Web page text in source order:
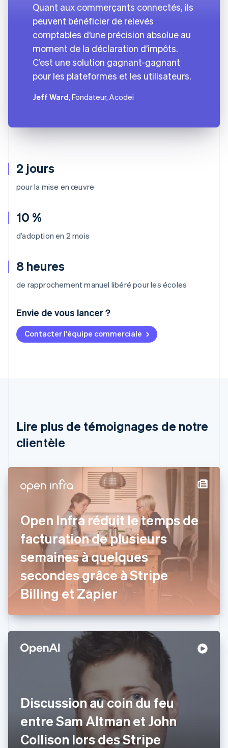
2 jours
pour la mise en œuvre
10 %
d’adoption en 2 mois
8 heures
de rapprochement manuel libéré pour les écoles
Envie de vous lancer ?
Contacter l'équipe commerciale
Quant aux commerçants connectés, ils
peuvent bénéficier de relevés
comptables d’une précision absolue au
moment de la déclaration d’impôts.
C’est une solution gagnant-gagnant
pour les plateformes et les utilisateurs.
Jeff Ward, Fondateur, Acodei
Lire plus de témoignages de notre
clientèle
Open Infra réduit le temps de
facturation de plusieurs
semaines à quelques
secondes grâce à Stripe
Billing et Zapier
Discussion au coin du feu
entre Sam Altman et John
Collison lors des Stripe
Allemagne
Brésil
PortuguêsEnglish
Bulgarie
Chine continentale
简体中文 English
Croatie
Italiano
Danemark
English
Émirats arabes unis
English
Espagne
EspañolEnglish
English
Español简体中文
Finlande
Svenska
English
English
Grèce
English
English